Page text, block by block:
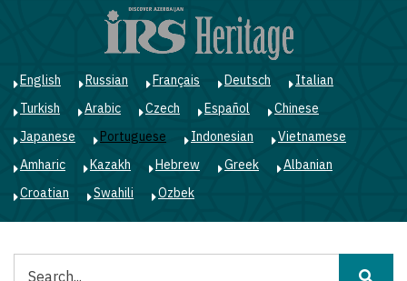
principal
English Russian Français Deutsch
Italian
Turkish
Arabic Czech Español
Chinese
Japanese
Portuguese Indonesian
Vietnamese
Amharic
Kazakh Hebrew Greek
Albanian
Croatian
Swahili Ozbek